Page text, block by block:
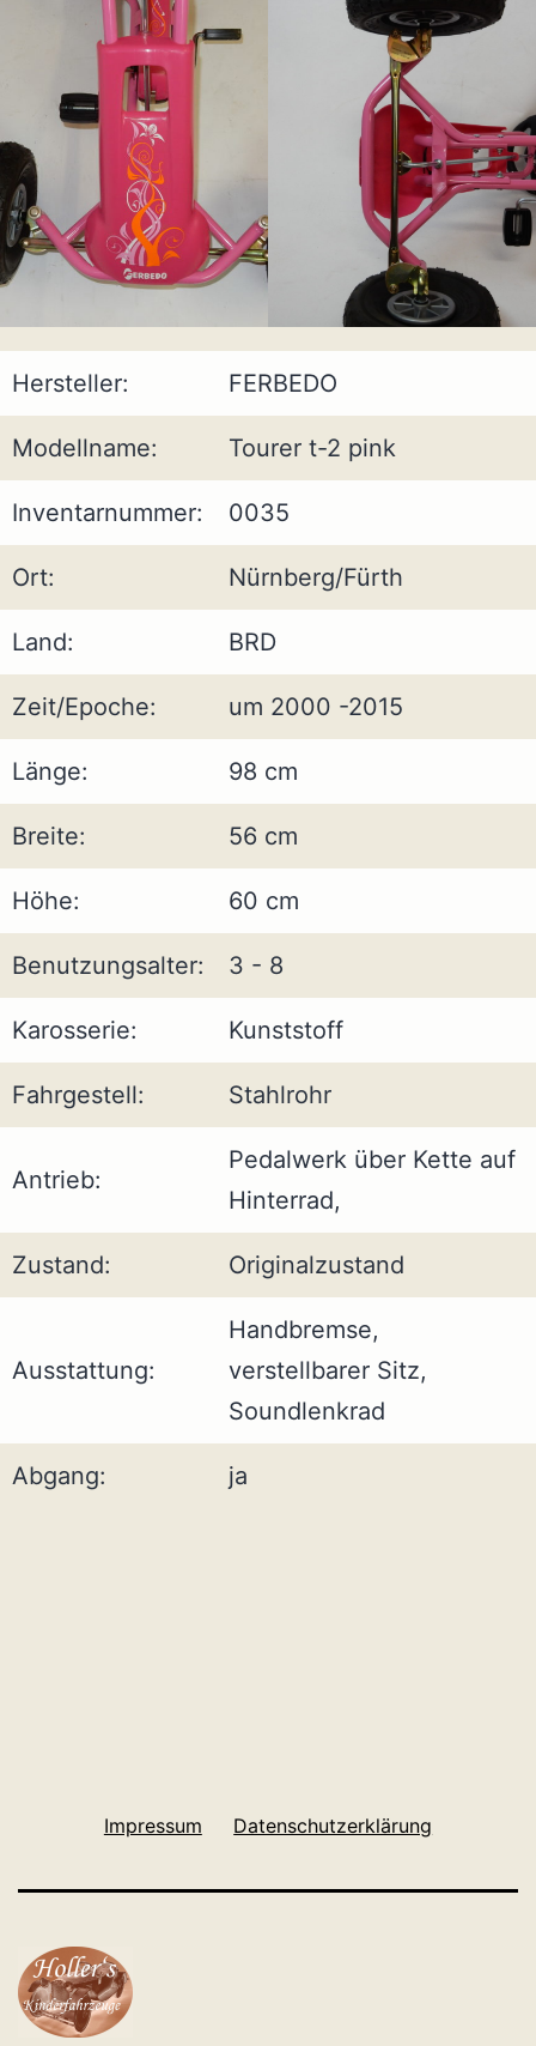
Hersteller: FERBEDO
Modellname: Tourer t-2 pink
Inventarnummer: 0035
Ort: Nürnberg/Fürth
Land: BRD
Zeit/Epoche: um 2000 -2015
Länge: 98 cm
Breite: 56 cm
Höhe: 60 cm
Benutzungsalter: 3 - 8
Karosserie: Kunststoff
Fahrgestell: Stahlrohr
Antrieb:
Pedalwerk über Kette auf
Hinterrad,
Zustand: Originalzustand
Ausstattung:
Handbremse,
verstellbarer Sitz,
Soundlenkrad
Abgang: ja
Impressum Datenschutzerklärung